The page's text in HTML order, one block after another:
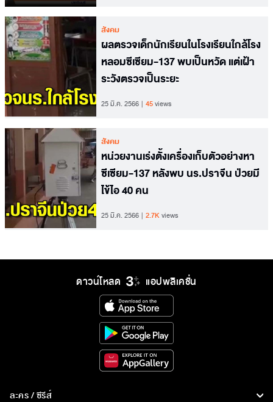
สังคม
ผลตรวจเด็กนักเรียนในโรงเรียนใกล้โรง
หลอมซีเซียม-137 พบเป็นหวัด แต่เฝ้า
ระวังตรวจเป็นระยะ
25 มี.ค. 2566 45views
สังคม
หน่วยงานเร่งตั้งเครื่องเก็บตัวอย่างหา
ซีเซียม-137 หลังพบ นร.ปราจีน ป่วยมี
ไข้ไอ 40 คน
25 มี.ค. 2566 2.7Kviews
ดาวน์โหลด แอปพลิเคชั่น
ละคร / ซีรีส์